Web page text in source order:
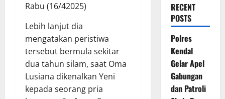
Rabu (16/42025)
Lebih lanjut dia
mengatakan peristiwa
tersebut bermula sekitar
dua tahun silam, saat Oma
Lusiana dikenalkan Yeni
kepada seorang pria
RECENT
POSTS
Polres
Kendal
Gelar Apel
Gabungan
dan Patroli